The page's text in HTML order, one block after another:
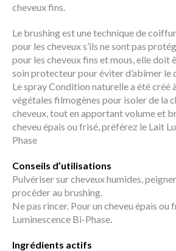
cheveux fins.
Le brushing est une technique de
pour les cheveux s’ils ne sont pas
pour les cheveux fins et mous, elle doit
soin protecteur pour éviter d’abîmer le
Le spray Condition naturelle a été créé
végétales filmogènes pour isoler de la
cheveux, tout en apportant volume et
cheveu épais ou frisé, préférez le Lait
Phase
Conseils d’utilisations
Pulvériser sur cheveux humides,
procéder au brushing.
Ne pas rincer. Pour un cheveu épais ou
Luminescence Bi-Phase.
Ingrédients actifs